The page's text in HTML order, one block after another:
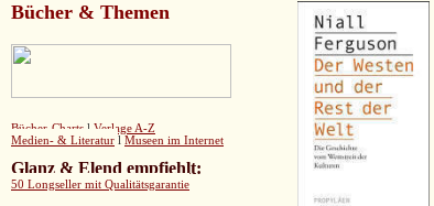
Bücher & Themen
Bücher-Charts l Verlage A-Z
Medien- & Literatur l Museen im Internet
Glanz & Elend empfiehlt:
50 Longseller mit Qualitätsgarantie